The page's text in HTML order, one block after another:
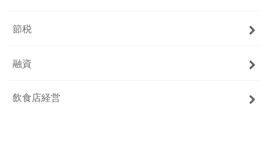
節税
融資
飲食店経営